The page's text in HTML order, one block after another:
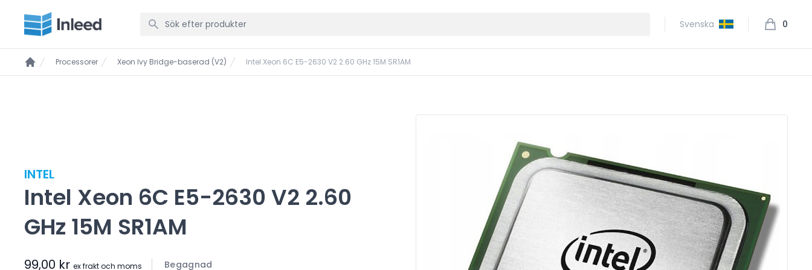
Svenska 0
Processorer Xeon Ivy Bridge-baserad (V2) Intel Xeon 6C E5-2630 V2 2.60 GHz 15M SR1AM
INTEL
Intel Xeon 6C E5-2630 V2 2.60
GHz 15M SR1AM
99,00 kr ex frakt och moms Begagnad